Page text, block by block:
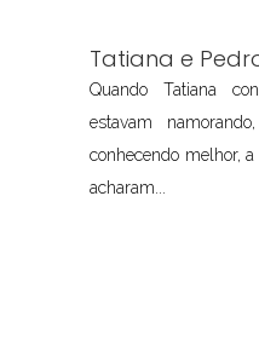
Tatiana e
Quando Tatiana
estavam
conhecendo melhor,
acharam...